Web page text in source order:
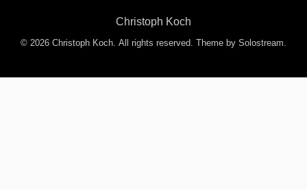
Christoph Koch
© 2026 Christoph Koch. All rights reserved. Theme by Solostream.